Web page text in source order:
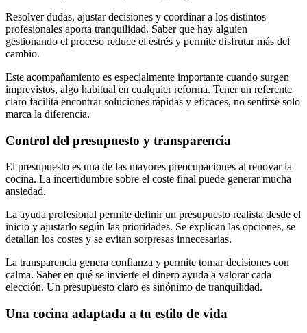
Resolver dudas, ajustar decisiones y coordinar a los distintos
profesionales aporta tranquilidad. Saber que hay alguien
gestionando el proceso reduce el estrés y permite disfrutar más del
cambio.
Este acompañamiento es especialmente importante cuando surgen
imprevistos, algo habitual en cualquier reforma. Tener un referente
claro facilita encontrar soluciones rápidas y eficaces, no sentirse solo
marca la diferencia.
Control del presupuesto y transparencia
El presupuesto es una de las mayores preocupaciones al renovar la
cocina. La incertidumbre sobre el coste final puede generar mucha
ansiedad.
La ayuda profesional permite definir un presupuesto realista desde el
inicio y ajustarlo según las prioridades. Se explican las opciones, se
detallan los costes y se evitan sorpresas innecesarias.
La transparencia genera confianza y permite tomar decisiones con
calma. Saber en qué se invierte el dinero ayuda a valorar cada
elección. Un presupuesto claro es sinónimo de tranquilidad.
Una cocina adaptada a tu estilo de vida